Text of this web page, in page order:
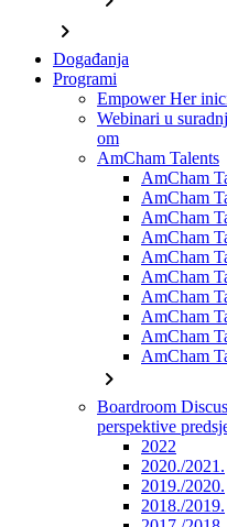
chevron_right
Događanja
Programi
Empower Her
Webinari u
om
AmCham Talents
AmCham
AmCham
AmCham
AmCham
AmCham
AmCham
AmCham
AmCham
AmCham
AmCham
chevron_right
Boardroom
perspektive
2022
2020./2021.
2019./2020.
2018./2019.